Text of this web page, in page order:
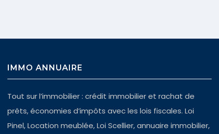
IMMO ANNUAIRE
Tout sur l’immobilier : crédit immobilier et rachat de
prêts, économies d’impôts avec les lois fiscales. Loi
Pinel, Location meublée, Loi Scellier, annuaire immobilier,